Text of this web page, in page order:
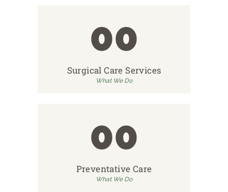
00
Surgical Care Services
What We Do
00
Preventative Care
What We Do